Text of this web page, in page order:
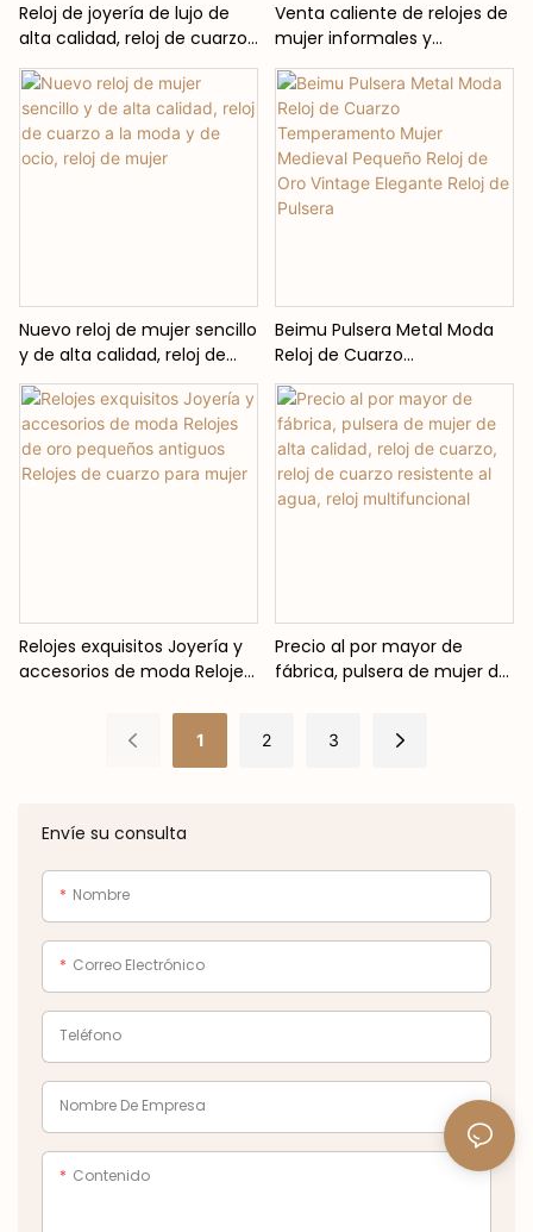
Envíe su consulta
Nombre
Correo Electrónico
Teléfono
Nombre De Empresa
Contenido
Reloj de joyería de lujo de
alta calidad, reloj de cuarzo
minimalista a la moda para
mujer, reloj informal para
mujer
Venta caliente de relojes de
mujer informales y
minimalistas, relojes de
cuarzo exquisitos y a la
moda, relojes de mujer
Nuevo reloj de mujer sencillo
y de alta calidad, reloj de
cuarzo a la moda y de ocio,
reloj de mujer
Beimu Pulsera Metal Moda
Reloj de Cuarzo
Temperamento Mujer
Medieval Pequeño Reloj de
Oro Vintage Elegante Reloj
de Pulsera
Relojes exquisitos Joyería y
accesorios de moda Relojes
Relojes de cuarzo para
Precio al por mayor de
fábrica, pulsera de mujer de
agua, reloj multifuncional
1 2 3